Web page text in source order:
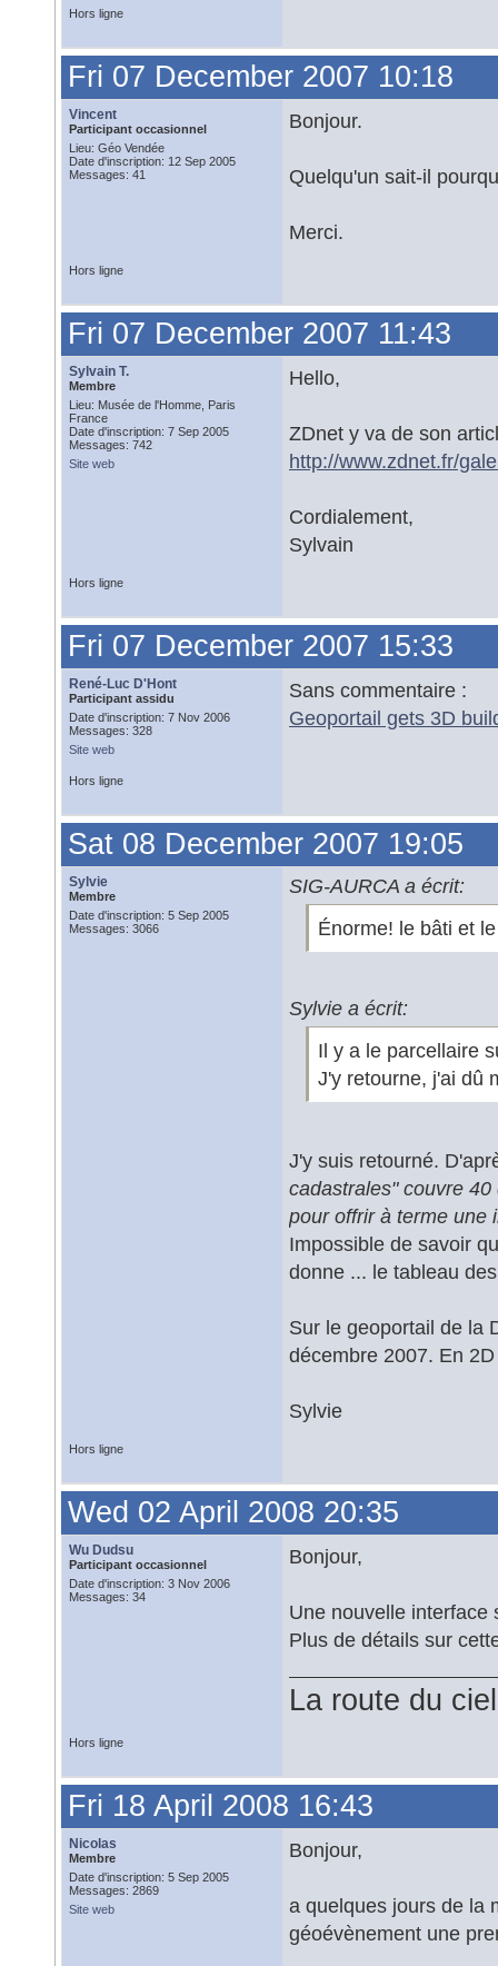
Hors ligne
Fri 07 December 2007 10:18
Vincent
Participant occasionnel
Lieu: Géo Vendée
Date d'inscription: 12 Sep 2005
Messages: 41
Bonjour.
Quelqu'un sait-il
Merci.
Hors ligne
Fri 07 December 2007 11:43
Sylvain T.
Membre
Lieu: Musée de l'Homme, Paris
France
Date d'inscription: 7 Sep 2005
Messages: 742
Site web
Hello,
ZDnet y va de son
http://www.zdnet.fr/
Cordialement,
Sylvain
Hors ligne
Fri 07 December 2007 15:33
René-Luc D'Hont
Participant assidu
Date d'inscription: 7 Nov 2006
Messages: 328
Site web
Sans commentaire :
Geoportail gets 3D
Hors ligne
Sat 08 December 2007 19:05
Sylvie
Membre
Date d'inscription: 5 Sep 2005
Messages: 3066
SIG-AURCA a écrit:
Énorme! le bâti et
Sylvie a écrit:
Il y a le parcellaire
J'y retourne, j'ai dû
J'y suis retourné.
cadastrales" couvre
pour offrir à terme une
Impossible de savoir
donne ... le tableau
Sur le geoportail de la
décembre 2007. En
Sylvie
Hors ligne
Wed 02 April 2008 20:35
Wu Dudsu
Participant occasionnel
Date d'inscription: 3 Nov 2006
Messages: 34
Bonjour,
Une nouvelle interface
Plus de détails sur
La route du
Hors ligne
Fri 18 April 2008 16:43
Nicolas
Membre
Date d'inscription: 5 Sep 2005
Messages: 2869
Site web
Bonjour,
a quelques jours de la
géoévènement une